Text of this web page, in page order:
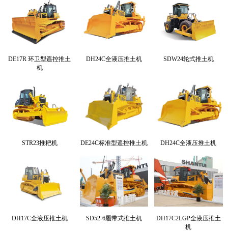
DE17R 环卫型遥控推土
机
DH24C全液压推土机 SDW24轮式推土机
STR23推耙机 DE24C标准型遥控推土机 DH24C全液压推土机
DH17C全液压推土机 SD52-6履带式推土机
DH17C2LGP全液压推土
机